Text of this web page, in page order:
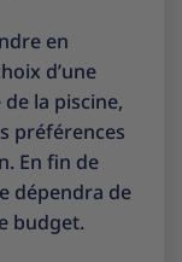
en
d’une
la piscine,
préférences
En fin de
dépendra de
budget.